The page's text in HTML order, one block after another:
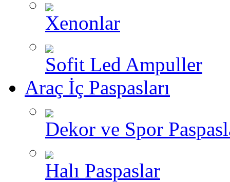
Xenonlar
Sofit Led Ampuller
Araç İç Paspasları
Dekor ve Spor
Halı Paspaslar